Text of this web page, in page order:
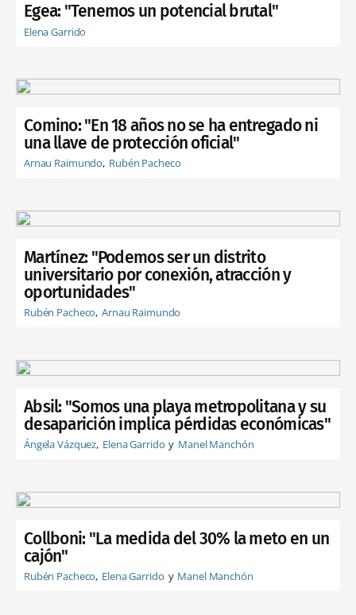
Egea: "Tenemos un potencial brutal"
Elena Garrido
Comino: "En 18 años no se ha entregado ni
una llave de protección oficial"
Arnau Raimundo Rubén Pacheco
Martínez: "Podemos ser un distrito
universitario por conexión, atracción y
oportunidades"
Rubén Pacheco Arnau Raimundo
Absil: "Somos una playa metropolitana y su
desaparición implica pérdidas económicas"
Ángela Vázquez Elena Garrido Manel Manchón
Collboni: "La medida del 30% la meto en un
cajón"
Rubén Pacheco Elena Garrido Manel Manchón